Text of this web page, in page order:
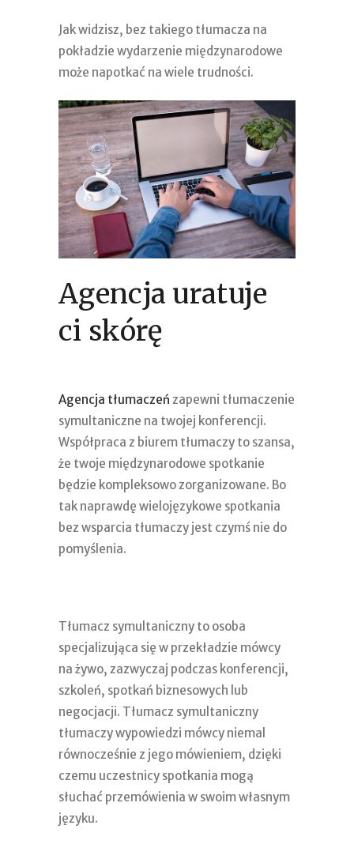
Jak widzisz, bez takiego tłumacza na
pokładzie wydarzenie międzynarodowe
może napotkać na wiele trudności.
Agencja uratuje
ci skórę
Agencja tłumaczeń zapewni tłumaczenie
symultaniczne na twojej konferencji.
Współpraca z biurem tłumaczy to szansa,
że twoje międzynarodowe spotkanie
będzie kompleksowo zorganizowane. Bo
tak naprawdę wielojęzykowe spotkania
bez wsparcia tłumaczy jest czymś nie do
pomyślenia.
Tłumacz symultaniczny to osoba
specjalizująca się w przekładzie mówcy
na żywo, zazwyczaj podczas konferencji,
szkoleń, spotkań biznesowych lub
negocjacji. Tłumacz symultaniczny
tłumaczy wypowiedzi mówcy niemal
równocześnie z jego mówieniem, dzięki
czemu uczestnicy spotkania mogą
słuchać przemówienia w swoim własnym
języku.